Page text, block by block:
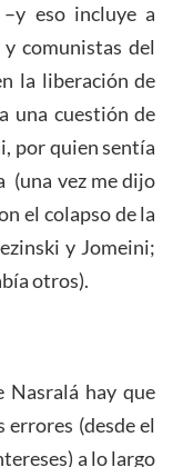
eso incluye a
comunistas del
la liberación de
una cuestión de
por quien sentía
(una vez me dijo
el colapso de la
y Jomeini;
otros).
hay que
errores (desde el
a lo largo